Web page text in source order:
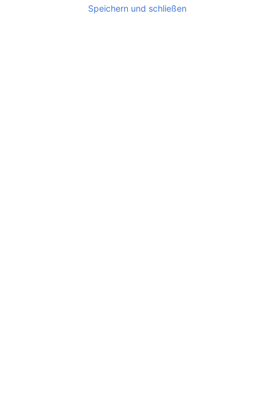
Speichern und schließen